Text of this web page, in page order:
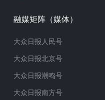
融媒矩阵（媒体）
大众日报人民号
大众日报北京号
大众日报潮鸣号
大众日报南方号